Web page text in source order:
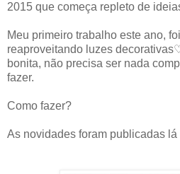
2015 que começa repleto de
Meu primeiro trabalho este ano,
reaproveitando luzes
bonita, não precisa ser nada
fazer.
Como fazer?
As novidades foram publicadas lá